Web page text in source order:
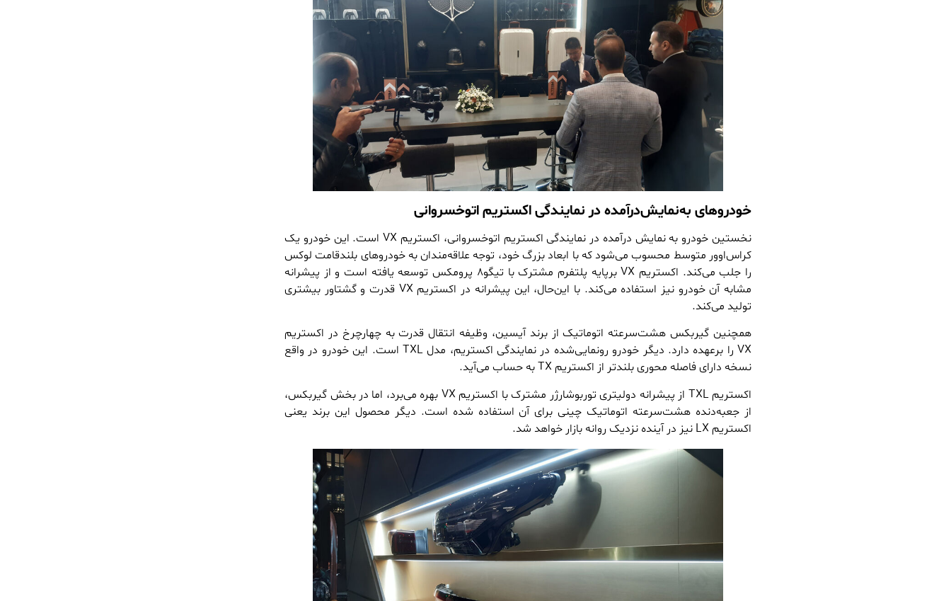
خودروهای به‌نمایش‌درآمده در نمایندگی اکستریم اتوخسروانی
نخستین خودرو به نمایش درآمده در نمایندگی اکستریم اتوخسروانی، اکستریم VX است. این خودرو یک
کراس‌اوور متوسط محسوب می‌شود که با ابعاد بزرگ خود، توجه علاقه‌مندان به خودروهای بلندقامت لوکس
را جلب می‌کند. اکستریم VX برپایه پلتفرم مشترک با تیگو۸ پرومکس توسعه یافته است و از پیشرانه
مشابه آن خودرو نیز استفاده می‌کند. با این‌حال، این پیشرانه در اکستریم VX قدرت و گشتاور بیشتری
تولید می‌کند.
همچنین گیربکس هشت‌سرعته اتوماتیک از برند آیسین، وظیفه انتقال قدرت به چهارچرخ در اکستریم
VX‌ را برعهده دارد. دیگر خودرو رونمایی‌شده در نمایندگی اکستریم، مدل TXL‌ است. این خودرو در واقع
نسخه دارای فاصله محوری بلندتر از اکستریم TX‌ به حساب می‌آید.
اکستریم TXL از پیشرانه دولیتری توربوشارژر مشترک با اکستریم VX بهره می‌برد، اما در بخش گیربکس،
از جعبه‌دنده هشت‌سرعته اتوماتیک چینی برای آن استفاده شده است. دیگر محصول این برند یعنی
اکستریم LX نیز در آینده نزدیک روانه بازار خواهد شد.